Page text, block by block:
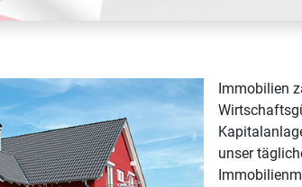
Immobilien
unser